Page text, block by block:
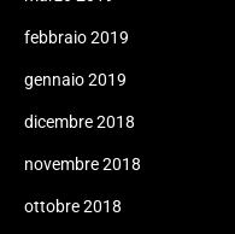
febbraio 2019
gennaio 2019
dicembre 2018
novembre 2018
ottobre 2018